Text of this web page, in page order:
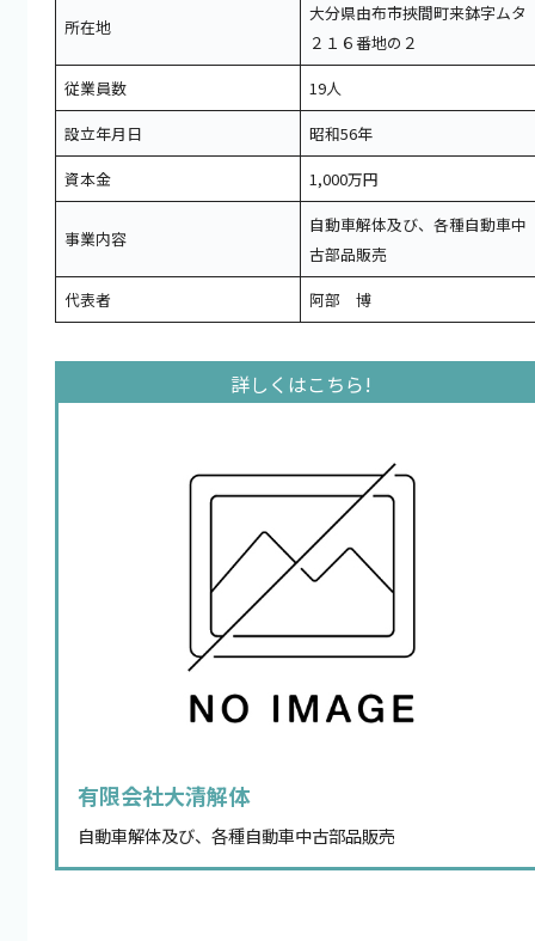
所在地
大分県由布市挾間町来鉢字ムタ
２１６番地の２
従業員数
19人
設立年月日
昭和56年
資本金
1,000万円
事業内容
自動車解体及び、各種自動車中
古部品販売
代表者
阿部 博
有限会社大清解体
自動車解体及び、各種自動車中古部品販売